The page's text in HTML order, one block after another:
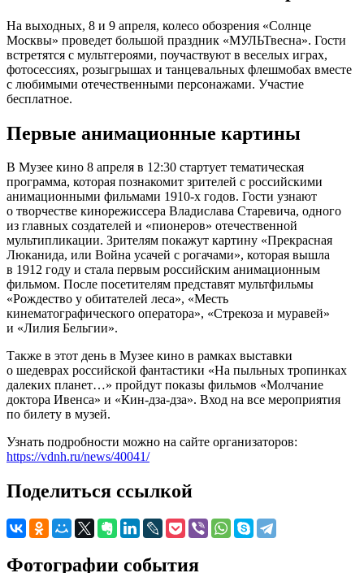
На выходных, 8 и 9 апреля, колесо обозрения «Солнце
Москвы» проведет большой праздник «МУЛЬТвесна». Гости
встретятся с мультгероями, поучаствуют в веселых играх,
фотосессиях, розыгрышах и танцевальных флешмобах вместе
с любимыми отечественными персонажами. Участие
бесплатное.
Первые анимационные картины
В Музее кино 8 апреля в 12:30 стартует тематическая
программа, которая познакомит зрителей с российскими
анимационными фильмами 1910-х годов. Гости узнают
о творчестве кинорежиссера Владислава Старевича, одного
из главных создателей и «пионеров» отечественной
мультипликации. Зрителям покажут картину «Прекрасная
Люканида, или Война усачей с рогачами», которая вышла
в 1912 году и стала первым российским анимационным
фильмом. После посетителям представят мультфильмы
«Рождество у обитателей леса», «Месть
кинематографического оператора», «Стрекоза и муравей»
и «Лилия Бельгии».
Также в этот день в Музее кино в рамках выставки
о шедеврах российской фантастики «На пыльных тропинках
далеких планет…» пройдут показы фильмов «Молчание
доктора Ивенса» и «Кин-дза-дза». Вход на все мероприятия
по билету в музей.
Узнать подробности можно на сайте организаторов:
https://vdnh.ru/news/40041/
Поделиться ссылкой
Фотографии события